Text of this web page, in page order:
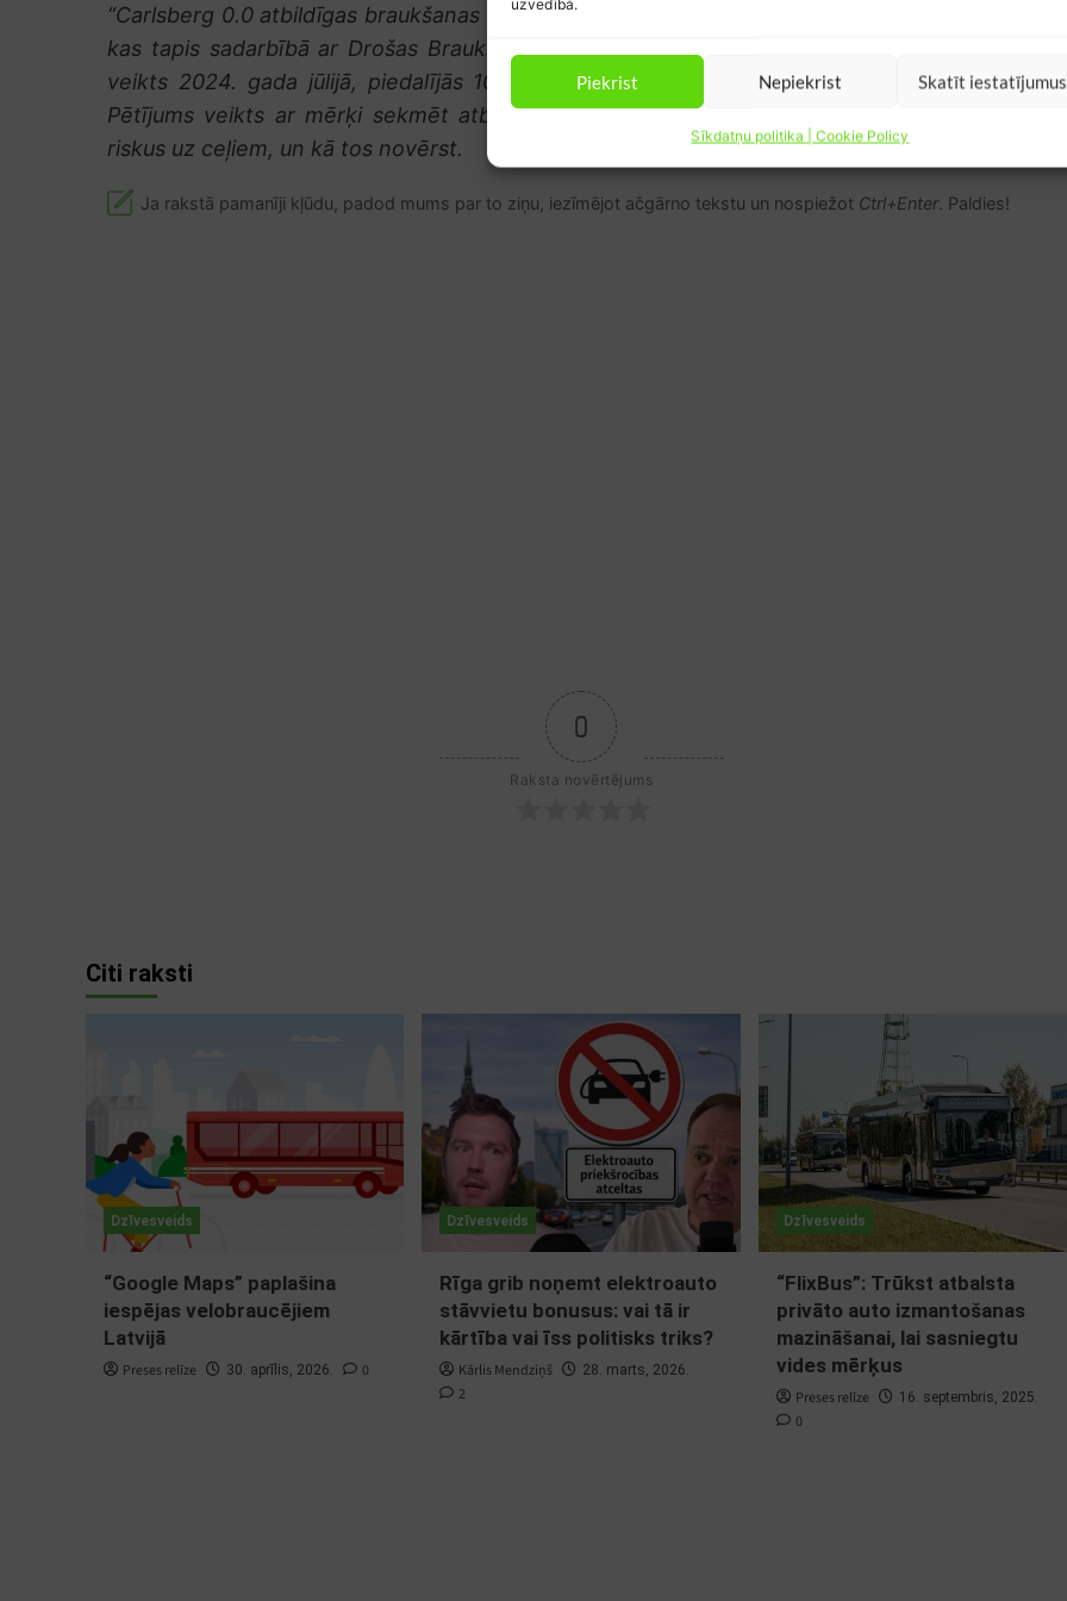
uzvedībā.
Piekrist Nepiekrist Skatīt iestatījumus
Sīkdatņu politika | Cookie Policy
“Carlsberg 0.0 atbildīgas braukšanas indekss” ir bezalkoholiskā alus “Carlsberg 0.0” pētījums,
kas tapis sadarbībā ar Drošas Braukšanas Skolu un pētījumu centru Norstat. Pētījumā, kas
veikts 2024. gada jūlijā, piedalījās 1000 Latvijas iedzīvotāji vecumā no 18 līdz 74 gadiem.
Pētījums veikts ar mērķi sekmēt atbildīgu braukšanu un izpratni par to, kas rada papildus
riskus uz ceļiem, un kā tos novērst.
Ja rakstā pamanīji kļūdu, padod mums par to ziņu, iezīmējot ačgārno tekstu un nospiežot Ctrl+Enter. Paldies!
0
Raksta novērtējums
Citi raksti
Dzīvesveids
“Google Maps” paplašina
iespējas velobraucējiem
Latvijā
Preses relīze 30. aprīlis, 2026. 0
Dzīvesveids
Rīga grib noņemt elektroauto
stāvvietu bonusus: vai tā ir
kārtība vai īss politisks triks?
Kārlis Mendziņš 28. marts, 2026.
2
Dzīvesveids
“FlixBus”: Trūkst atbalsta
privāto auto izmantošanas
mazināšanai, lai sasniegtu
vides mērķus
Preses relīze 16. septembris, 2025.
0